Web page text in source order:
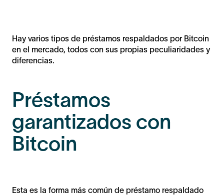
Hay varios tipos de préstamos respaldados por Bitcoin
en el mercado, todos con sus propias peculiaridades y
diferencias.
Préstamos
garantizados con
Bitcoin
Esta es la forma más común de préstamo respaldado